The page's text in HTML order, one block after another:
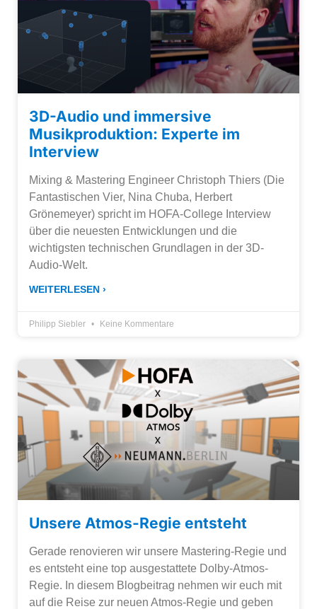
3D-Audio und immersive
Musikproduktion: Experte im
Interview
Mixing & Mastering Engineer Christoph Thiers (Die
Fantastischen Vier, Nina Chuba, Herbert
Grönemeyer) spricht im HOFA-College Interview
über die neuesten Entwicklungen und die
wichtigsten technischen Grundlagen in der 3D-
Audio-Welt.
WEITERLESEN ›
Philipp Siebler Keine Kommentare
Unsere Atmos-Regie entsteht
Gerade renovieren wir unsere Mastering-Regie und
es entsteht eine top ausgestattete Dolby-Atmos-
Regie. In diesem Blogbeitrag nehmen wir euch mit
auf die Reise zur neuen Atmos-Regie und geben